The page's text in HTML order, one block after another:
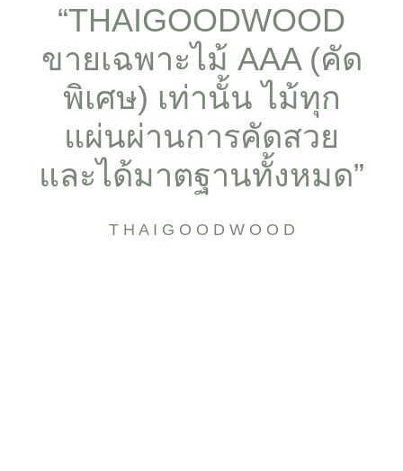
“THAIGOODWOOD
ขายเฉพาะไม้ AAA (คัด
พิเศษ) เท่านั้น ไม้ทุก
แผ่นผ่านการคัดสวย
และได้มาตฐานทั้งหมด”
T H A I G O O D W O O D